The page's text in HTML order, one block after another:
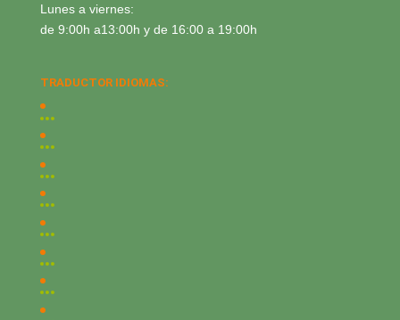
Lunes a viernes:
de 9:00h a13:00h y de 16:00 a 19:00h
TRADUCTOR IDIOMAS: